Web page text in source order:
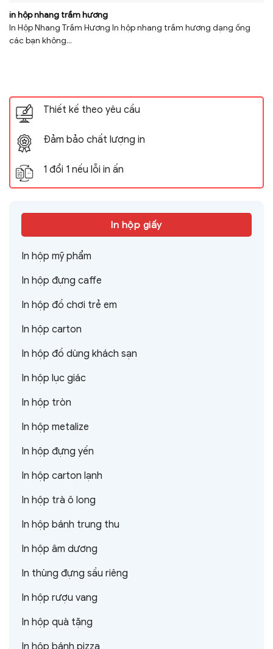
in hộp nhang trầm hương
In Hộp Nhang Trầm Hương In hộp nhang trầm hương dạng ống
các bạn không...
Thiết kế theo yêu cầu
Đảm bảo chất lượng in
1 đổi 1 nếu lỗi in ấn
In hộp giấy
In hộp mỹ phẩm
In hộp đựng caffe
In hộp đồ chơi trẻ em
In hộp carton
In hộp đồ dùng khách sạn
In hộp lục giác
In hộp tròn
In hộp metalize
In hộp đựng yến
In hộp carton lạnh
In hộp trà ô long
In hộp bánh trung thu
In hộp âm dương
In thùng đựng sầu riêng
In hộp rượu vang
In hộp quà tặng